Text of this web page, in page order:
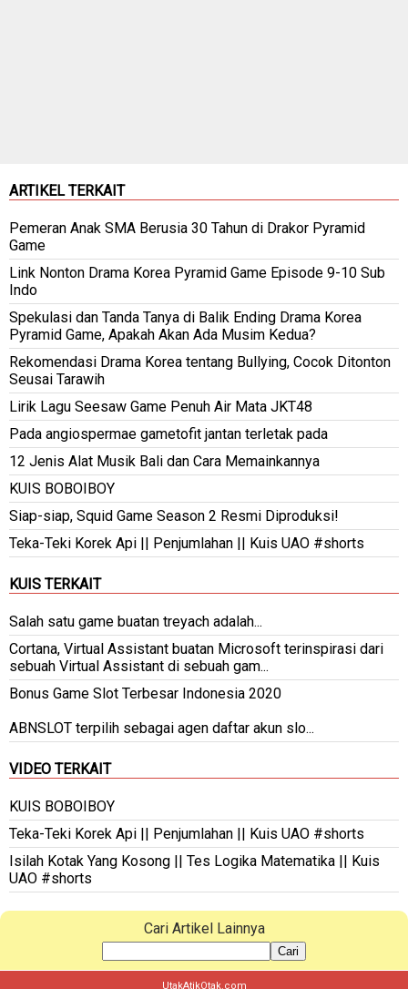
ARTIKEL TERKAIT
Pemeran Anak SMA Berusia 30 Tahun di Drakor Pyramid
Game
Link Nonton Drama Korea Pyramid Game Episode 9-10 Sub
Indo
Spekulasi dan Tanda Tanya di Balik Ending Drama Korea
Pyramid Game, Apakah Akan Ada Musim Kedua?
Rekomendasi Drama Korea tentang Bullying, Cocok Ditonton
Seusai Tarawih
Lirik Lagu Seesaw Game Penuh Air Mata JKT48
Pada angiospermae gametofit jantan terletak pada
12 Jenis Alat Musik Bali dan Cara Memainkannya
KUIS BOBOIBOY
Siap-siap, Squid Game Season 2 Resmi Diproduksi!
Teka-Teki Korek Api || Penjumlahan || Kuis UAO #shorts
KUIS TERKAIT
Salah satu game buatan treyach adalah...
Cortana, Virtual Assistant buatan Microsoft terinspirasi dari
sebuah Virtual Assistant di sebuah gam...
Bonus Game Slot Terbesar Indonesia 2020
ABNSLOT terpilih sebagai agen daftar akun slo...
VIDEO TERKAIT
KUIS BOBOIBOY
Teka-Teki Korek Api || Penjumlahan || Kuis UAO #shorts
Isilah Kotak Yang Kosong || Tes Logika Matematika || Kuis
UAO #shorts
Cari Artikel Lainnya
Cari
UtakAtikOtak.com